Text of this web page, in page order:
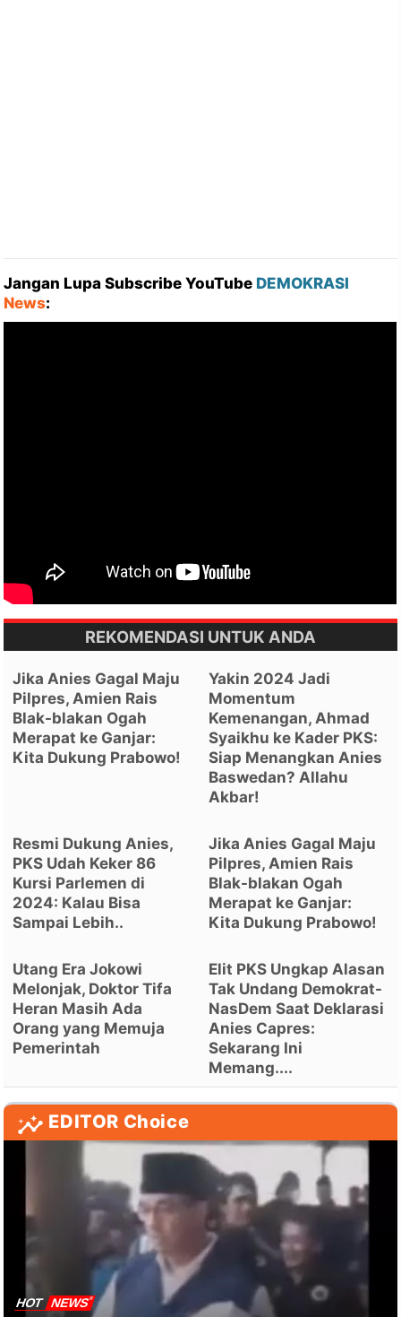
Jangan Lupa Subscribe YouTube DEMOKRASI
News:
REKOMENDASI UNTUK ANDA
Jika Anies Gagal Maju
Pilpres, Amien Rais
Blak-blakan Ogah
Merapat ke Ganjar:
Kita Dukung Prabowo!
Yakin 2024 Jadi
Momentum
Kemenangan, Ahmad
Syaikhu ke Kader PKS:
Siap Menangkan Anies
Baswedan? Allahu
Akbar!
Resmi Dukung Anies,
PKS Udah Keker 86
Kursi Parlemen di
2024: Kalau Bisa
Sampai Lebih..
Jika Anies Gagal Maju
Pilpres, Amien Rais
Blak-blakan Ogah
Merapat ke Ganjar:
Kita Dukung Prabowo!
Utang Era Jokowi
Melonjak, Doktor Tifa
Heran Masih Ada
Orang yang Memuja
Pemerintah
Elit PKS Ungkap Alasan
Tak Undang Demokrat-
NasDem Saat Deklarasi
Anies Capres:
Sekarang Ini
Memang....
EDITOR Choice
HOT NEWS